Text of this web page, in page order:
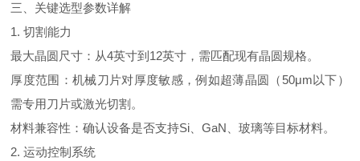
三、关键选型参数详解
1.切割能力
最大晶圆尺寸：从4英寸到 12英寸，需匹配现有晶圆规格。
厚度范围：机械刀片对厚度敏感，例如超薄晶圆（ 50μm以下）
需专用刀片或激光切割。
材料兼容性：确认设备是否支持Si 、GaN 、玻璃等目标材料。
2.运动控制系统